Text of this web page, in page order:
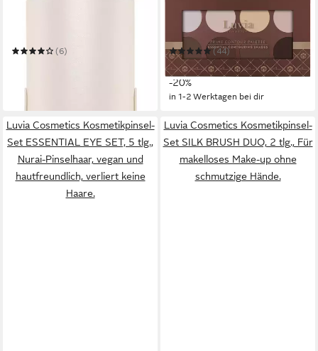
(6)
Contouring-Palette Essential
Contouring Shades Vol. 1
(44)
19,99 € UVP24,90 €
-20%
in 1-2 Werktagen bei dir
Luvia Cosmetics Kosmetikpinsel-
Set ESSENTIAL EYE SET, 5 tlg.,
Nurai-Pinselhaar, vegan und
hautfreundlich, verliert keine
Haare.
Luvia Cosmetics Kosmetikpinsel-
Set SILK BRUSH DUO, 2 tlg., Für
makelloses Make-up ohne
schmutzige Hände.